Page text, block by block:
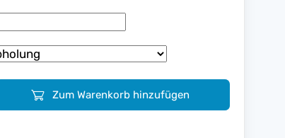
Zum Warenkorb hinzufügen